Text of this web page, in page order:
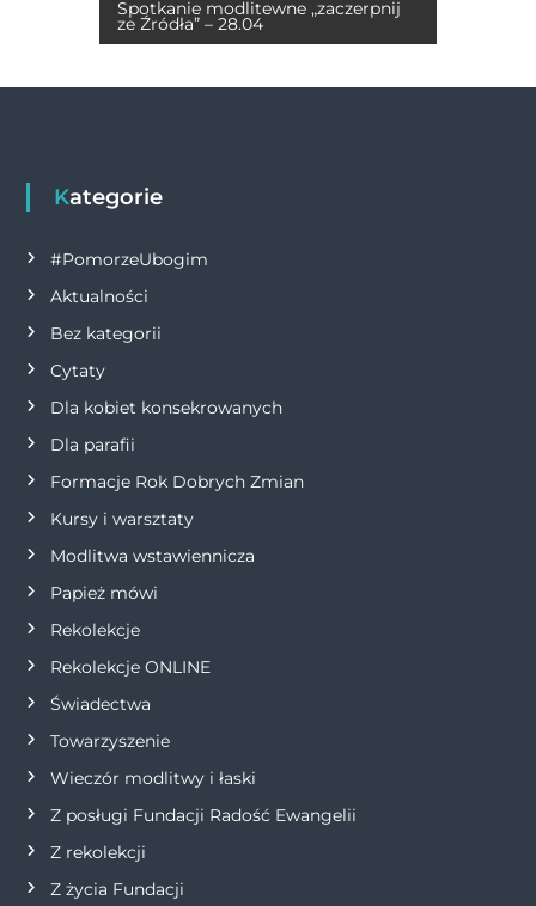
o er
p
k
a
c
j
a
w
p
i
s
u
Spotkanie modlitewne „zaczerpnij
ze Źródła” – 28.04
Kategorie
#PomorzeUbogim
Aktualności
Bez kategorii
Cytaty
Dla kobiet konsekrowanych
Dla parafii
Formacje Rok Dobrych Zmian
Kursy i warsztaty
Modlitwa wstawiennicza
Papież mówi
Rekolekcje
Rekolekcje ONLINE
Świadectwa
Towarzyszenie
Wieczór modlitwy i łaski
Z posługi Fundacji Radość Ewangelii
Z rekolekcji
Z życia Fundacji